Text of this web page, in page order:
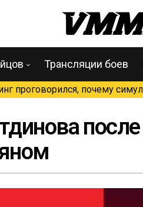
Трансляции боев
проговорился, почему